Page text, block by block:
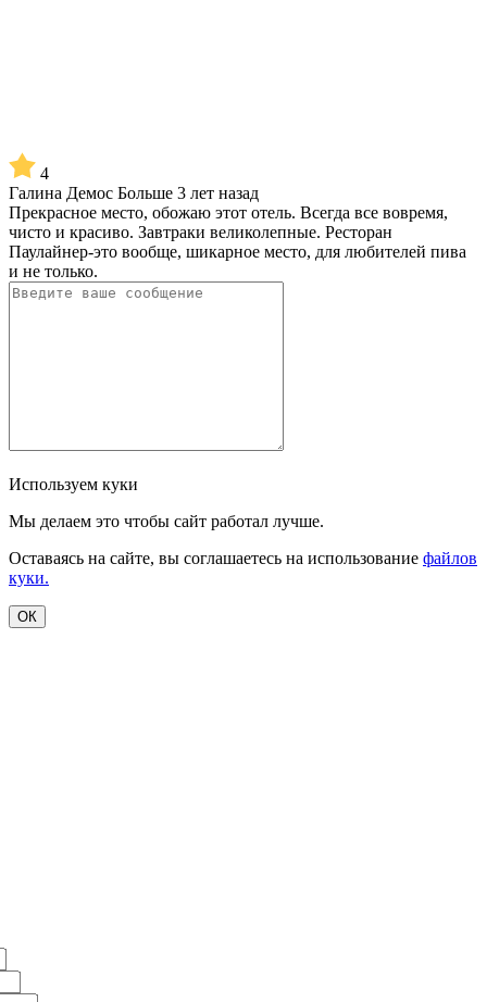
4
Галина Демос Больше 3 лет назад
Прекрасное место, обожаю этот отель. Всегда все вовремя,
чисто и красиво. Завтраки великолепные. Ресторан
Паулайнер-это вообще, шикарное место, для любителей пива
и не только.
Используем куки
Мы делаем это чтобы сайт работал лучше.
Оставаясь на сайте, вы соглашаетесь на использование файлов
куки.
ОК